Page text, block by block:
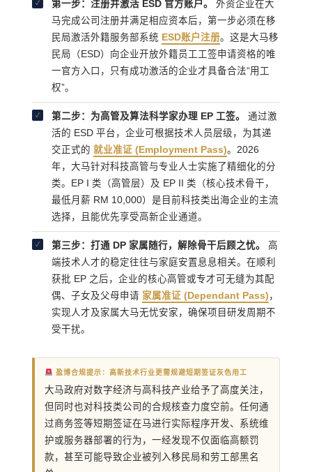
✓ 第一步：注册并激活 ESD 官方账户。
外资企业在大
马完成公司注册并满足相应资本后，第一步必须在移
民局激活外籍服务部系统 ESD账户注册。这是大马移
民局（ESD）向企业开放外籍员工工签申请资格的唯
一官方入口，只有成功激活的企业才具备合法“用工
权”。
✓ 第二步：为高管及算法科学家办理 EP 工签。
通过激
活的 ESD 平台，企业可根据技术人员层级，为其递
交正式的就业准证 (Employment Pass)。2026
年，大马针对科技高管与专业人士实施了精细化的分
类。EP I 类（高管层）及 EP II 类（核心技术骨干，
最低月薪 RM 10,000）是目前科技类出海企业的主流
选择，且能优先享受高新企业通道。
✓ 第三步：打通 DP 家属随行，解除骨干后顾之忧。
高
端技术人才的稳定往往与家庭安置息息相关。在顺利
获批 EP 之后，企业的核心高管或专才可无缝为其配
偶、子女及父母申请 家属准证 (Dependant Pass) ，
实现人才及家属大马无忧安家，确保项目研发周期不
受干扰。
盈博合规提示：高新技术行业更需规避短期签证灰色用工
大马政府对数字经济与高科技产业给予了高度关注，
但同时也对科技类公司的合规核查力度空前。任何通
过商务签等短期签证在马进行实际程序开发、系统维
护或服务器部署的行为，一经发现不仅面临高额罚
款，甚至可能导致企业被列入移民局和劳工部黑名